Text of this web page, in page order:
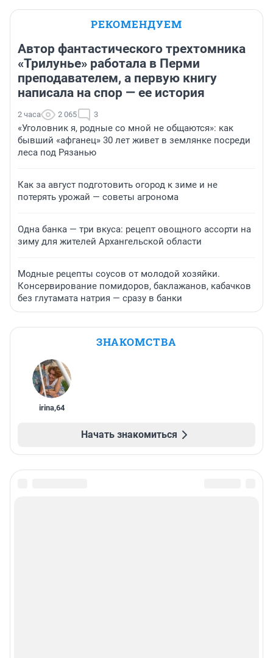
РЕКОМЕНДУЕМ
Автор фантастического трехтомника
«Трилунье» работала в Перми
преподавателем, а первую книгу
написала на спор — ее история
2 часа 2 065 3
«Уголовник я, родные со мной не общаются»: как
бывший «афганец» 30 лет живет в землянке посреди
леса под Рязанью
Как за август подготовить огород к зиме и не
потерять урожай — советы агронома
Одна банка — три вкуса: рецепт овощного ассорти на
зиму для жителей Архангельской области
Модные рецепты соусов от молодой хозяйки.
Консервирование помидоров, баклажанов, кабачков
без глутамата натрия — сразу в банки
ЗНАКОМСТВА
irina,64
Начать знакомиться